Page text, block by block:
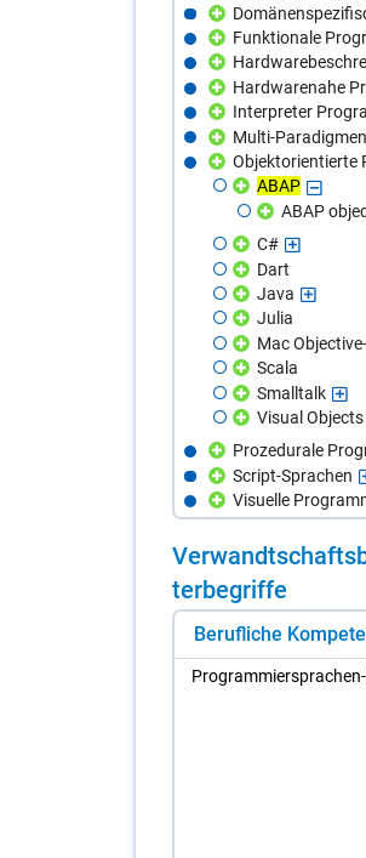
Funktionale
Hardwarenahe
Interpreter
Multi-
Objektorientierte
ABAP
ABAP
C#
Dart
Java
Julia
Mac
Scala
Smalltalk
Visual Objects
Prozedurale
Script-Sprachen
Visuelle
ter­be­grif­fe
Berufliche